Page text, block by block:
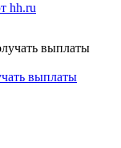
hh.ru
выплаты